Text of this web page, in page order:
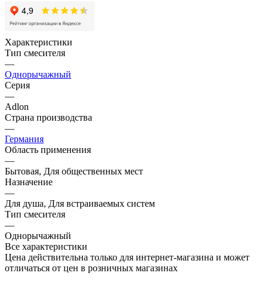
Характеристики
Тип смесителя
—
Однорычажный
Серия
—
Adlon
Страна производства
—
Германия
Область применения
—
Бытовая, Для общественных мест
Назначение
—
Для душа, Для встраиваемых систем
Тип смесителя
—
Однорычажный
Все характеристики
Цена действительна только для интернет-магазина и может
отличаться от цен в розничных магазинах